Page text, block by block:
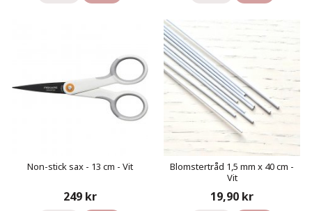
Non-stick sax - 13 cm - Vit
249 kr
Blomstertråd 1,5 mm x 40 cm -
Vit
19,90 kr